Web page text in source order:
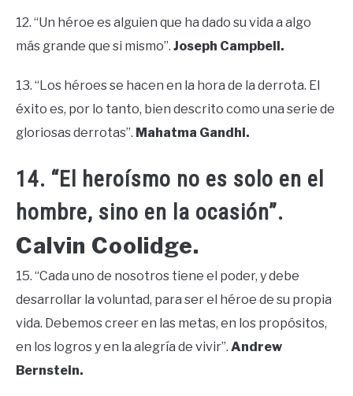
12. “Un héroe es alguien que ha dado su vida a algo
más grande que si mismo”. Joseph Campbell.
13. “Los héroes se hacen en la hora de la derrota. El
éxito es, por lo tanto, bien descrito como una serie de
gloriosas derrotas”. Mahatma Gandhi.
14. “El heroísmo no es solo en el
hombre, sino en la ocasión”.
Calvin Coolidge.
15. “Cada uno de nosotros tiene el poder, y debe
desarrollar la voluntad, para ser el héroe de su propia
vida. Debemos creer en las metas, en los propósitos,
en los logros y en la alegría de vivir”. Andrew
Bernstein.